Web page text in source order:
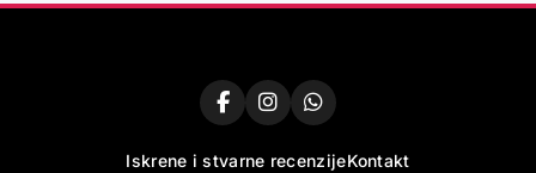
Iskrene i stvarne recenzijeKontakt